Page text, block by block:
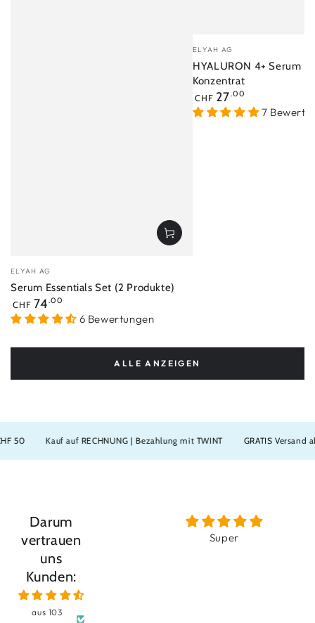
Verkäufer/in:
ELYAH AG
Serum Essentials Set (2 Produkte)
Regulärer
Preis
CHF 74.00
6 Bewertungen
Verkäufer/in:
ELYAH AG
HYALURON 4+ Serum |
Konzentrat
Regulärer
Preis
CHF 27.00
7
ALLE ANZEIGEN
| Bezahlung mit TWINT GRATIS Versand ab CHF 50 Kauf auf
Darum
vertrauen
uns
Kunden:
aus 103
Angenehmer Duft - gute Wirkung